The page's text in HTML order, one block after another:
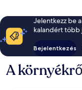
Jelentkezz be
kalandért több
Bejelentkezés
A